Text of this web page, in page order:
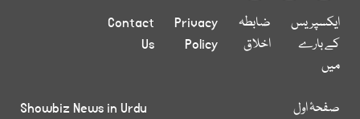
ایکسپریس
کے بارے
میں
ضابطہ
اخلاق
Privacy
Policy
Contact
Us
صفحۂ اول
Showbiz News in Urdu